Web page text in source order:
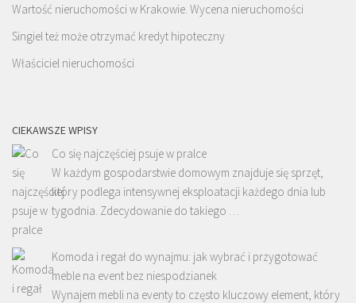
Wartość nieruchomości w Krakowie. Wycena nieruchomości
Singiel też może otrzymać kredyt hipoteczny
Właściciel nieruchomości
CIEKAWSZE WPISY
Co się najczęściej psuje w pralce
W każdym gospodarstwie domowym znajduje się sprzęt,
który podlega intensywnej eksploatacji każdego dnia lub
tygodnia. Zdecydowanie do takiego …
Komoda i regał do wynajmu: jak wybrać i przygotować
meble na event bez niespodzianek
Wynajem mebli na eventy to często kluczowy element, który